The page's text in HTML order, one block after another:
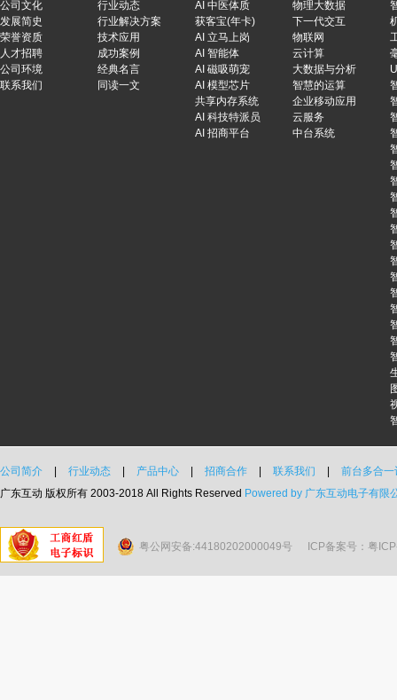
公司文化
发展简史
荣誉资质
人才招聘
公司环境
联系我们
行业动态
行业解决方案
技术应用
成功案例
经典名言
同读一文
AI 中医体质
获客宝(年卡)
AI 立马上岗
AI 智能体
AI 磁吸萌宠
AI 模型芯片
共享内存系统
AI 科技特派员
AI 招商平台
物理大数据
下一代交互
物联网
云计算
大数据与分析
智慧的运算
企业移动应用
云服务
中台系统
公司简介 行业动态 产品中心 招商合作 联系我们
前台多合一
广东互动 版权所有 2003-2018 All Rights Reserved Powered by 广东互动电子有限
粤公网安备:44180202000049号 ICP备案号：粤